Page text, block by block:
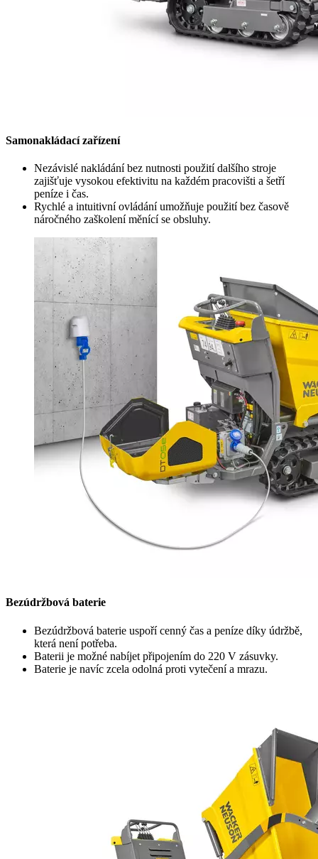
Samonakládací zařízení
Nezávislé nakládání bez nutnosti použití dalšího stroje
zajišťuje vysokou efektivitu na každém pracovišti a šetří
peníze i čas.
Rychlé a intuitivní ovládání umožňuje použití bez časově
náročného zaškolení měnící se obsluhy.
Bezúdržbová baterie
Bezúdržbová baterie uspoří cenný čas a peníze díky údržbě,
která není potřeba.
Baterii je možné nabíjet připojením do 220 V zásuvky.
Baterie je navíc zcela odolná proti vytečení a mrazu.